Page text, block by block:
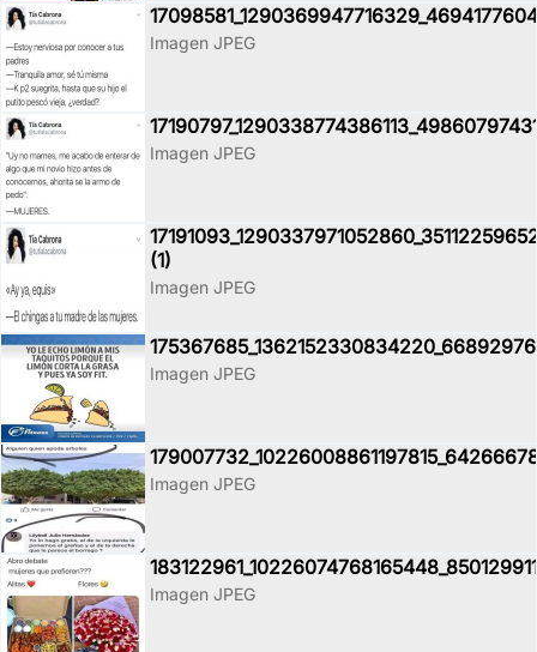
Imagen JPEG
Imagen JPEG
(1)
Imagen JPEG
Imagen JPEG
Imagen JPEG
Imagen JPEG